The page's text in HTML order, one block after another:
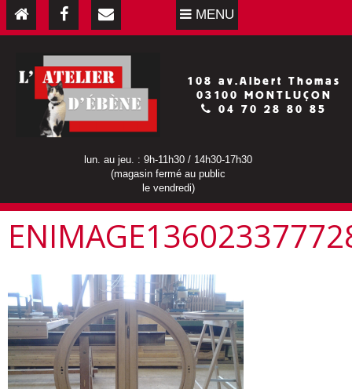
MENU
108 av.Albert Thomas
03100 MONTLUÇON
04 70 28 80 85
lun. au jeu. : 9h-11h30 / 14h30-17h30
(magasin fermé au public
le vendredi)